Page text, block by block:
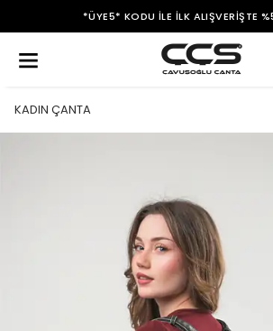
*ÜYE5* KODU ILE İLK ALIŞVERIŞTE
KADIN ÇANTA